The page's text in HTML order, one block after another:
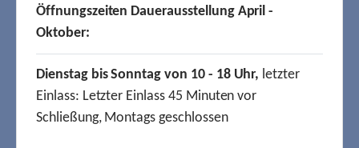
Öffnungszeiten Dauerausstellung April -
Oktober:
Dienstag bis Sonntag von 10 - 18 Uhr, letzter
Einlass: Letzter Einlass 45 Minuten vor
Schließung, Montags geschlossen